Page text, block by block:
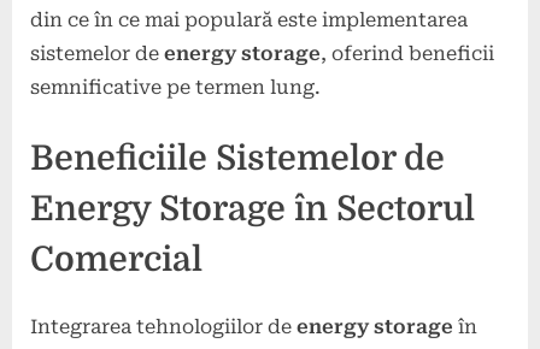
din ce în ce mai populară este implementarea
sistemelor de energy storage, oferind beneficii
semnificative pe termen lung.
Beneficiile Sistemelor de
Energy Storage în Sectorul
Comercial
Integrarea tehnologiilor de energy storage în